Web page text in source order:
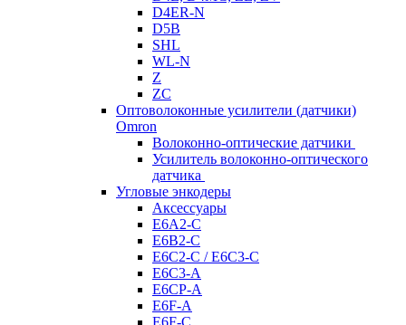
D4ER-N
D5B
SHL
WL-N
Z
ZC
Оптоволоконные усилители (датчики)
Omron
Волоконно-оптические датчики
Усилитель волоконно-оптического
датчика
Угловые энкодеры
Аксессуары
E6A2-C
E6B2-C
E6C2-C / E6C3-C
E6C3-A
E6CP-A
E6F-A
E6F-C